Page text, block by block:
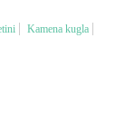
Kamena kugla